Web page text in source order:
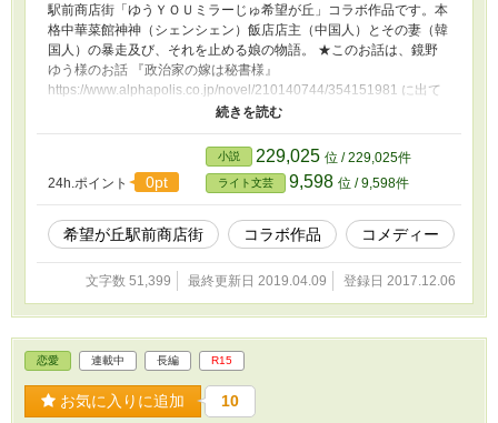
駅前商店街「ゆうＹＯＵミラーじゅ希望が丘」コラボ作品です。本
格中華菜館神神（シェンシェン）飯店店主（中国人）とその妻（韓
国人）の暴走及び、それを止める娘の物語。 ★このお話は、鏡野
ゆう様のお話 『政治家の嫁は秘書様』
https://www.alphapolis.co.jp/novel/210140744/354151981 に出て
くる重光先生の地元の商店街のお話です。当然の事ながら、鏡野ゆ
う様には許可をいただいております。他の住人に関してもそれぞれ
許可をいただいてから書いています。 ★他にコラボしている作品
・『桃と料理人』http://ncode.syosetu.com/n9554cb/ ・『青いヤツ
と特別国家公務員 － 希望が丘駅前商店街 －』
http://ncode.syosetu.com/n5361cb/ ・『希望が丘駅前商店街～透明
人間の憂鬱～』
https://www.alphapolis.co.jp/novel/265100205/427152271 ・『希
望が丘駅前商店街 ―姉さん。篠宮酒店は、今日も平常運転です。
―』https://www.alphapolis.co.jp/novel/172101828/491152376 ・
『希望が丘駅前商店街～看板娘は招き猫？喫茶トムトム元気に開店
中～』https://ncode.syosetu.com/n7423cb/ ・『Blue Mallowへよ
うこそ～希望が丘駅前商店街』https://ncode.syosetu.com/n2519cc/
24h.ポイント 0pt
小説 229,025 位 / 229,025件
ライト文芸 9,598 位 / 9,598件
希望が丘駅前商店街 コラボ作品 コメディー
文字数 51,399 最終更新日 2019.04.09 登録日 2017.12.06
恋愛 連載中 長編 R15
お気に入りに追加 10